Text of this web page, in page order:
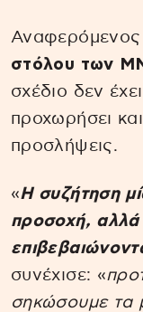
Αναφερόμενος
στόλου των
σχέδιο δεν
προχωρήσει
προσλήψεις.
«Η συζήτηση
προσοχή, αλλά
συνέχισε: «
σηκώσουμε τα